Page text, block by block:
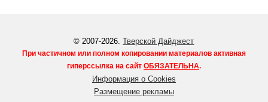
© 2007-2026.Тверской Дайджест
При частичном или полном копировании материалов активная
гиперссылка на сайт ОБЯЗАТЕЛЬНА.
Информация о Cookies
Размещение рекламы